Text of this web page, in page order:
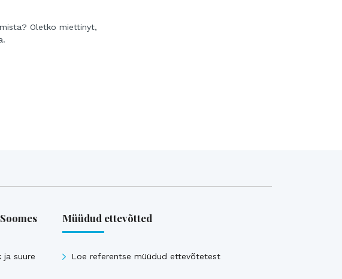
Oletko miettinyt,
ja suure
Müüdud ettevõtted
Loe referentse müüdud ettevõtetest